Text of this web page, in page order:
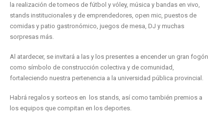
la realización de torneos de fútbol y vóley, música y bandas en vivo,
stands institucionales y de emprendedores, open mic, puestos de
comidas y patio gastronómico, juegos de mesa, DJ y muchas
sorpresas más.
Al atardecer, se invitará a las y los presentes a encender un gran fogón
como símbolo de construcción colectiva y de comunidad,
fortaleciendo nuestra pertenencia a la universidad pública provincial.
Habrá regalos y sorteos en los stands, así como también premios a
los equipos que compitan en los deportes.